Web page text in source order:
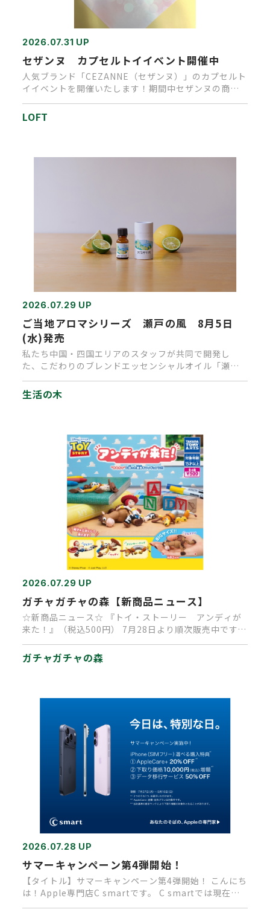
2026.07.31 UP
セザンヌ カプセルトイイベント開催中
人気ブランド「CEZANNE（セザンヌ）」のカプセルト
イイベントを開催いたします！期間中セザンヌの商品
LOFT
2026.07.29 UP
ご当地アロマシリーズ 瀬戸の風 8月5日
(水)発売
私たち中国・四国エリアのスタッフが共同で開発し
た、こだわりのブレンドエッセンシャルオイル「瀬戸
の風」が完成しました。 主…
生活の木
2026.07.29 UP
ガチャガチャの森【新商品ニュース】
☆新商品ニュース☆ 『トイ・ストーリー アンディが
来た！』（税込500円） 7月28日より順次販売中です
（再販商品です）…
ガチャガチャの森
2026.07.28 UP
サマーキャンペーン第4弾開始！
【タイトル】サマーキャンペーン第4弾開始！ こんにち
は！Apple専門店C smartです。 C smartでは現在、
A…